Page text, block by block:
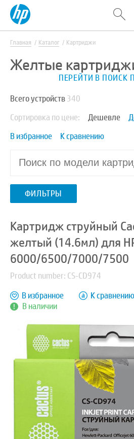
Главная Каталог Картриджи
Желтые
ПЕРЕЙТИ В ПОИСК
Всего устройств340
Сортировка по цене:
Дешевле
В избранное
К сравнению
ФИЛЬТРЫ
Картридж струйный
желтый (14.6мл) для
6000/6500/7000/7500
Product number: CS-CD974
В наличии
В избранное К сравнению